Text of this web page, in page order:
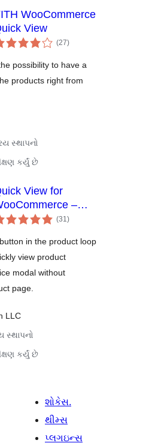
WooCommerce
View
(27કુલ
રેટિંગ્સ
)
possibility to have a
products right from
સ્થાપનો
કર્યું છે
View for
–
QuickView
(31કુલ
રેટિંગ્સ
)
in the product loop
view product
modal without
page.
LLC
સ્થાપનો
કર્યું છે
શોકેસ.
થીમ્સ
પ્લગઇન્સ